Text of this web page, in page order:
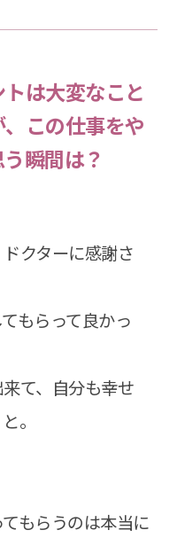
は大変なこと
この仕事をや
瞬間は？
クターに感謝さ
もらって良かっ
来て、自分も幸せ
。
もらうのは本当に